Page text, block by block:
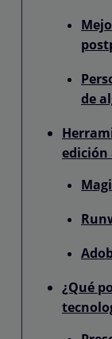
de
edición
¿Qué